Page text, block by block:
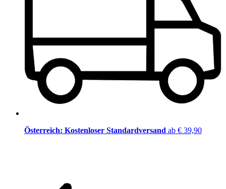
Österreich: Kostenloser Standardversand ab € 39,90